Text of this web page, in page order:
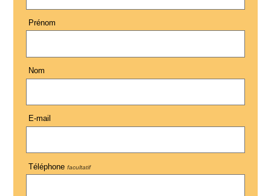
Prénom
Nom
E-mail
Téléphone facultatif